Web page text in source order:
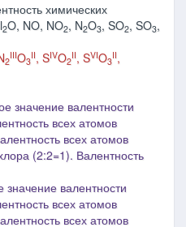
химических
2O, NO, NO2, N2O3, SO2, SO3,
2
IIIO3
II, SIVO2
II, SVIO3
II,
значение валентности
всех атомов
всех атомов
(2:2=1). Валентность
валентности
всех атомов
всех атомов